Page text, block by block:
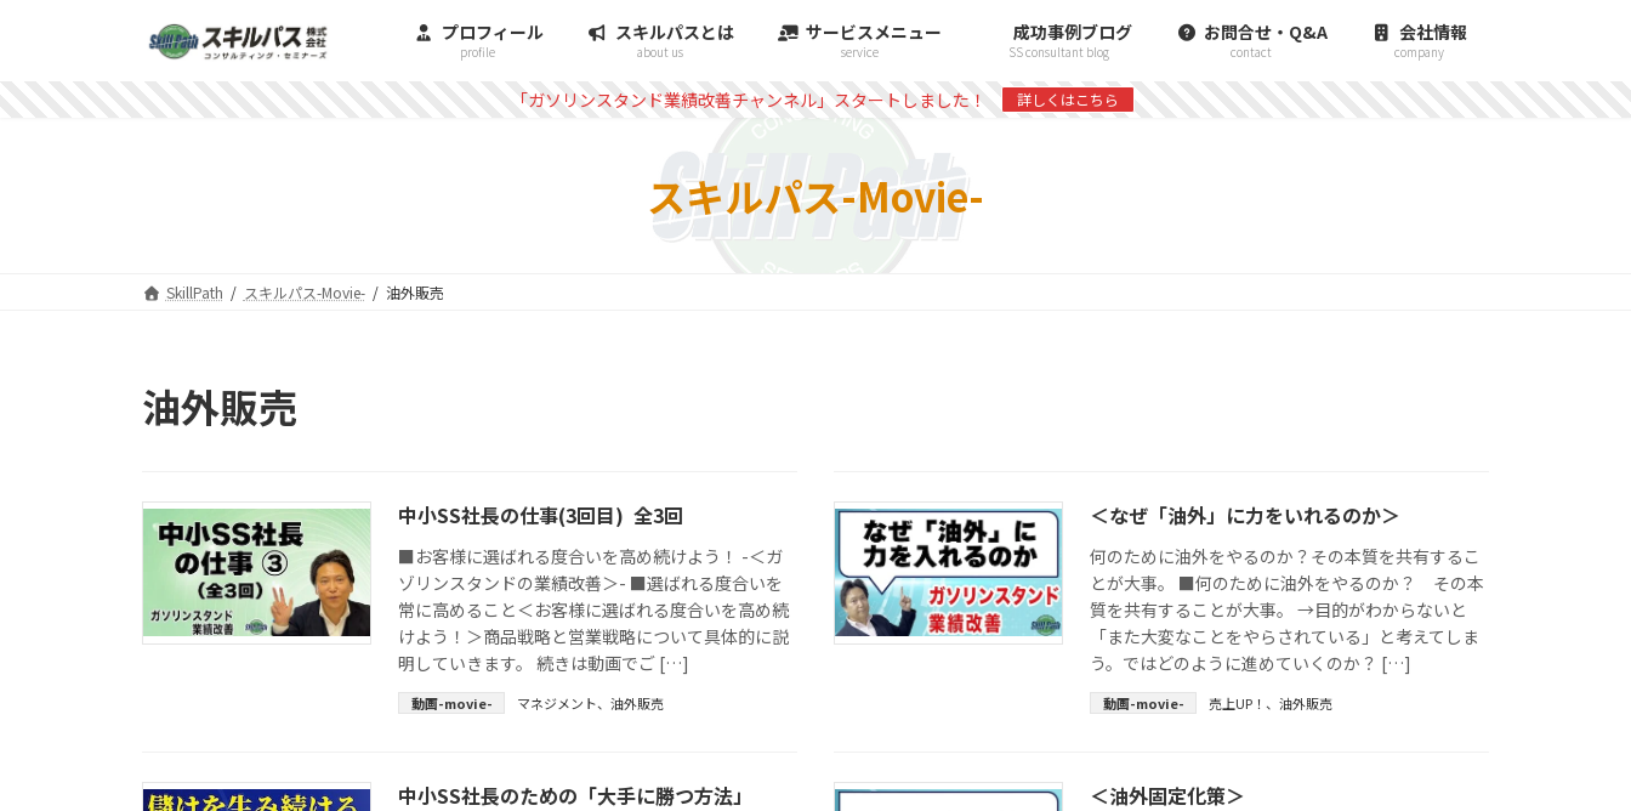
プロフィール
profile
スキルパスとは
about us
サービスメニュー
service
成功事例ブログ
SS consultant blog
お問合せ・Q&A
contact
会社情報
company
「ガソリンスタンド業績改善チャンネル」スタートしました！ 詳しくはこちら
スキルパス-Movie-
SkillPath スキルパス-Movie- 油外販売
油外販売
中小SS社長の仕事(3回目) 全3回
■お客様に選ばれる度合いを高め続けよう！ -＜ガ
ゾリンスタンドの業績改善＞- ■選ばれる度合いを
常に高めること＜お客様に選ばれる度合いを高め続
けよう！＞商品戦略と営業戦略について具体的に説
明していきます。 続きは動画でご […]
動画-movie- マネジメント、油外販売
＜なぜ「油外」に力をいれるのか＞
何のために油外をやるのか？その本質を共有するこ
とが大事。 ■何のために油外をやるのか？ その本
質を共有することが大事。 →目的がわからないと
「また大変なことをやらされている」と考えてしま
う。ではどのように進めていくのか？ […]
動画-movie- 売上UP！、油外販売
中小SS社長のための「大手に勝つ方法」 ＜油外固定化策＞